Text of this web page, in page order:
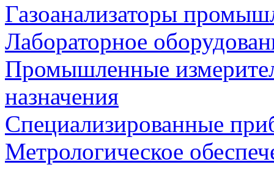
Газоанализаторы
Лабораторное
Промышленные
назначения
Специализированные
Метрологическое